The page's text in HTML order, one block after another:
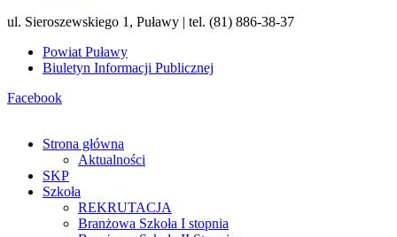
ul. Sieroszewskiego 1, Puławy | tel. (81) 886-38-37
Powiat Puławy
Biuletyn Informacji Publicznej
Facebook
Strona główna
Aktualności
SKP
Szkoła
REKRUTACJA
Branżowa Szkoła I stopnia